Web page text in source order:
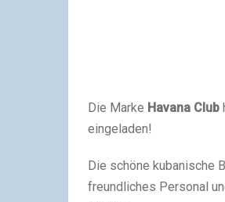
Die Marke Havana Club
eingeladen!
Die schöne kubanische
freundliches Personal